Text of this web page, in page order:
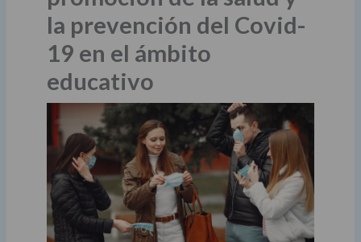
la prevención del Covid-
19 en el ámbito
educativo